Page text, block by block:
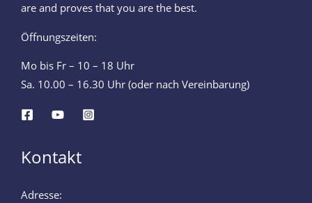
are and proves that you are the best.
Öffnungszeiten:
Mo bis Fr – 10 – 18 Uhr
Sa. 10.00 – 16.30 Uhr (oder nach Vereinbarung)
Kontakt
Adresse: